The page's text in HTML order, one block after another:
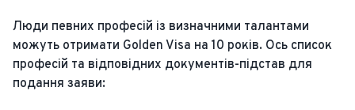
Люди певних професій із визначними талантами
можуть отримати Golden Visa на 10 років. Ось список
професій та відповідних документів-підстав для
подання заяви: